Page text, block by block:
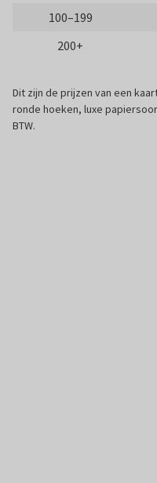
100–199
200+
Dit zijn de prijzen van een
ronde hoeken, luxe
BTW.